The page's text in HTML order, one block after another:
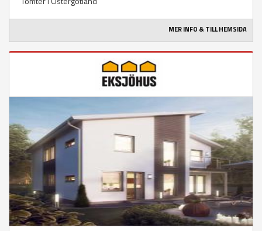
MER INFO & TILL HEMSIDA